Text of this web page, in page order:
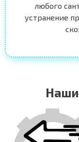
любого
устранение